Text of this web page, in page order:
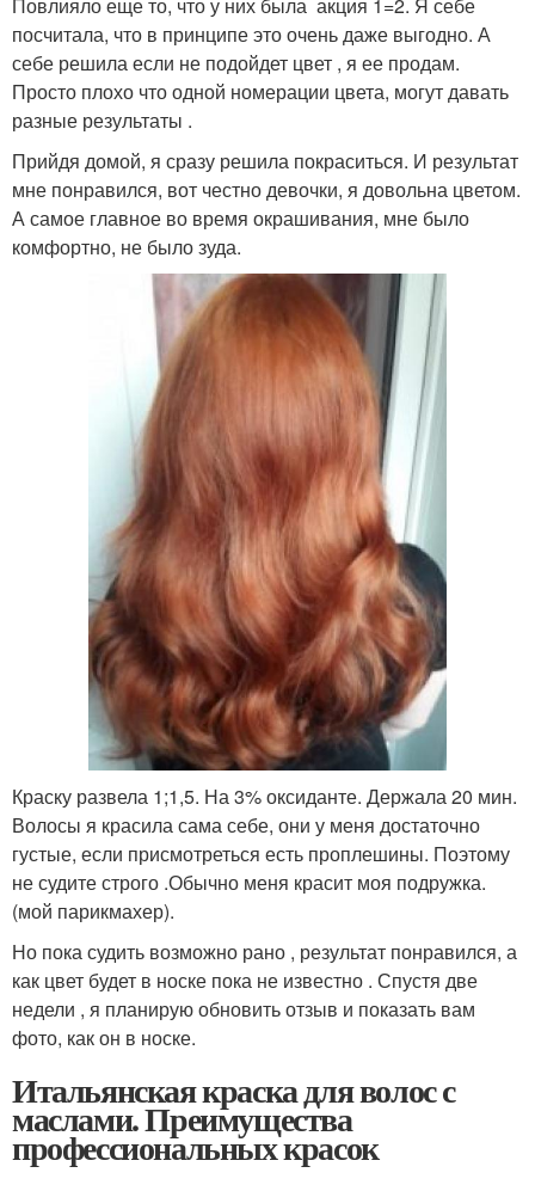
посчитала, что в принципе это очень даже выгодно. А
себе решила если не подойдет цвет , я ее продам.
Просто плохо что одной номерации цвета, могут давать
разные результаты . ​
Прийдя домой, я сразу решила покраситься. И результат
мне понравился, вот честно девочки, я довольна цветом.
А самое главное во время окрашивания, мне было
комфортно, не было зуда.
Краску развела 1;1,5. На 3% оксиданте. Держала 20 мин.
Волосы я красила сама себе, они у меня достаточно
густые, если присмотреться есть проплешины. Поэтому
не судите строго .Обычно меня красит моя подружка.
(мой парикмахер).
Но пока судить возможно рано , результат понравился, а
как цвет будет в носке пока не известно . Спустя две
недели , я планирую обновить отзыв и показать вам
фото, как он в носке.
Итальянская краска для волос с
маслами. Преимущества
профессиональных красок